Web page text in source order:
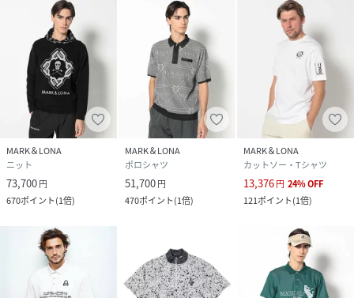
MARK＆LONA
ニット
73,700円
670ポイント(1倍)
MARK＆LONA
ポロシャツ
51,700円
470ポイント(1倍)
MARK＆LONA
カットソー・Tシャツ
13,376円 24%OFF
121ポイント(1倍)